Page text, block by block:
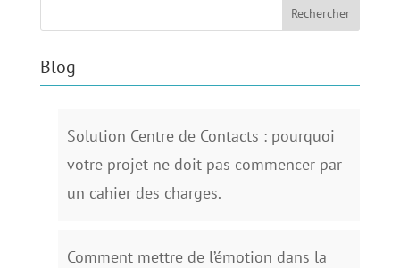
Blog
Solution Centre de Contacts : pourquoi
votre projet ne doit pas commencer par
un cahier des charges.
Comment mettre de l’émotion dans la